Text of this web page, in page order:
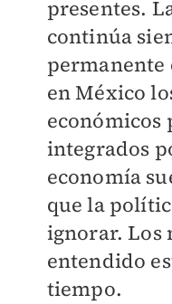
presentes.
continúa
permanente
en México
económicos
integrados
economía
que la
ignorar. Los
entendido
tiempo.